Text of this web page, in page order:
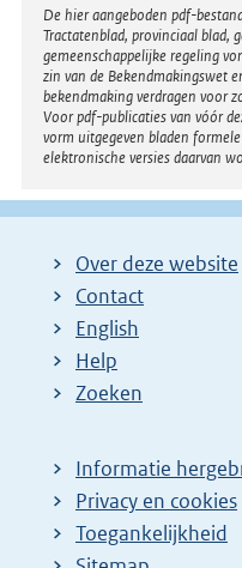
Disclaimer
De hier aangeboden pdf-
Tractatenblad, provinciaal blad,
gemeenschappelijke regeling
zin van de Bekendmakingswet
bekendmaking verdragen voor
Voor pdf-publicaties van vóór
vorm uitgegeven bladen
elektronische versies daarvan
Over deze website
Contact
English
Help
Zoeken
Informatie
Privacy en cookies
Toegankelijkheid